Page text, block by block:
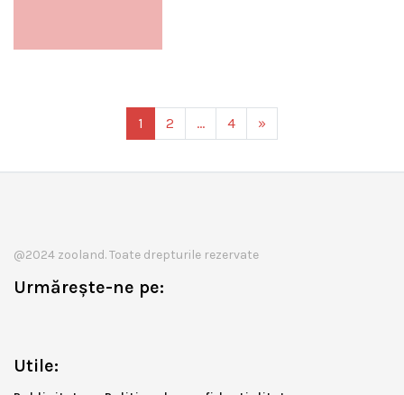
1 2 … 4 »
@2024 zooland. Toate drepturile rezervate
Urmărește-ne pe:
Utile: